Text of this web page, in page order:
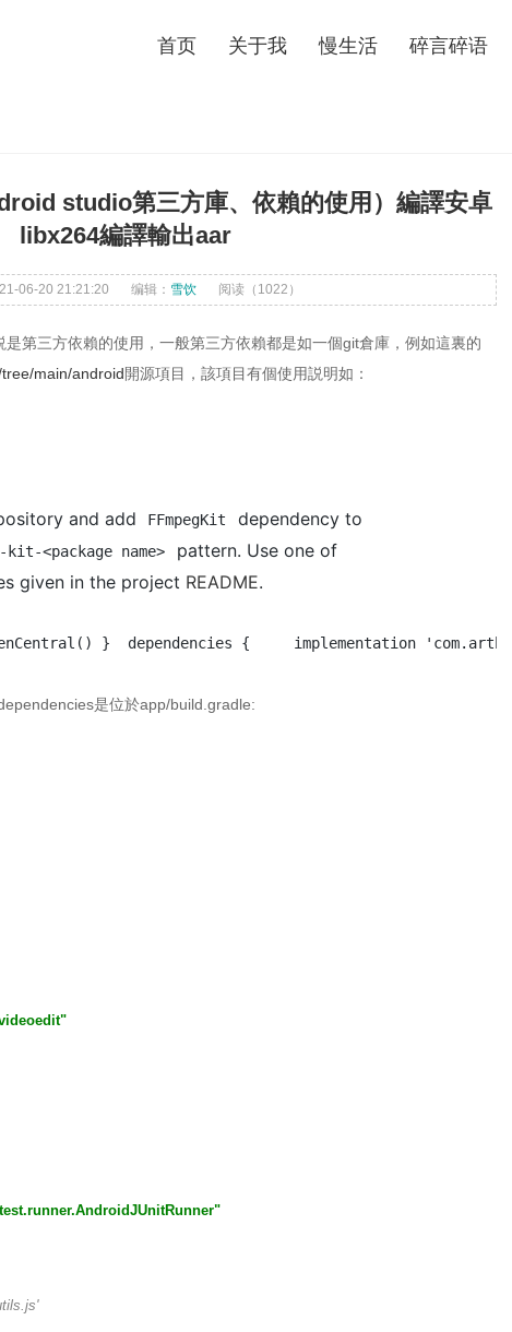
首页 关于我 慢生活 碎言碎语
studio第三方庫、依賴的使用）編譯安卓
libx264編譯輸出aar
06-20 21:21:20 编辑： 雪饮 阅读（ 1022）
第三方依賴的使用，一般第三方依賴都是如一個git倉庫，例如這裏的
main/android開源項目，該項目有個使用説明如：
and add FFmpegKit
dependency to
kit-<package name>
pattern. Use one of
given in the project README.
}  dependencies {     implementation
是位於app/build.gradle: